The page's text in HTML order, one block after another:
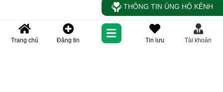
Trang chủ Đăng tin Tin lưu Tài khoản
THÔNG TIN ỦNG HỘ KÊNH